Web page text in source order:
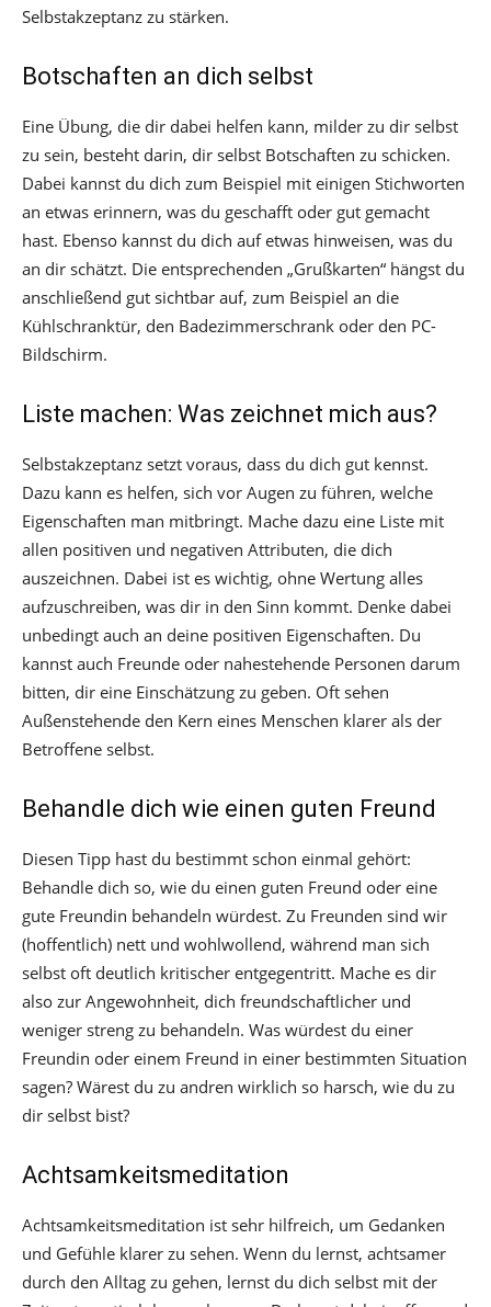
Selbstakzeptanz zu stärken.
Botschaften an dich selbst
Eine Übung, die dir dabei helfen kann, milder zu dir selbst
zu sein, besteht darin, dir selbst Botschaften zu schicken.
Dabei kannst du dich zum Beispiel mit einigen Stichworten
an etwas erinnern, was du geschafft oder gut gemacht
hast. Ebenso kannst du dich auf etwas hinweisen, was du
an dir schätzt. Die entsprechenden „Grußkarten“ hängst du
anschließend gut sichtbar auf, zum Beispiel an die
Kühlschranktür, den Badezimmerschrank oder den PC-
Bildschirm.
Liste machen: Was zeichnet mich aus?
Selbstakzeptanz setzt voraus, dass du dich gut kennst.
Dazu kann es helfen, sich vor Augen zu führen, welche
Eigenschaften man mitbringt. Mache dazu eine Liste mit
allen positiven und negativen Attributen, die dich
auszeichnen. Dabei ist es wichtig, ohne Wertung alles
aufzuschreiben, was dir in den Sinn kommt. Denke dabei
unbedingt auch an deine positiven Eigenschaften. Du
kannst auch Freunde oder nahestehende Personen darum
bitten, dir eine Einschätzung zu geben. Oft sehen
Außenstehende den Kern eines Menschen klarer als der
Betroffene selbst.
Behandle dich wie einen guten Freund
Diesen Tipp hast du bestimmt schon einmal gehört:
Behandle dich so, wie du einen guten Freund oder eine
gute Freundin behandeln würdest. Zu Freunden sind wir
(hoffentlich) nett und wohlwollend, während man sich
selbst oft deutlich kritischer entgegentritt. Mache es dir
also zur Angewohnheit, dich freundschaftlicher und
weniger streng zu behandeln. Was würdest du einer
Freundin oder einem Freund in einer bestimmten Situation
sagen? Wärest du zu andren wirklich so harsch, wie du zu
dir selbst bist?
Achtsamkeitsmeditation
Achtsamkeitsmeditation ist sehr hilfreich, um Gedanken
und Gefühle klarer zu sehen. Wenn du lernst, achtsamer
durch den Alltag zu gehen, lernst du dich selbst mit der